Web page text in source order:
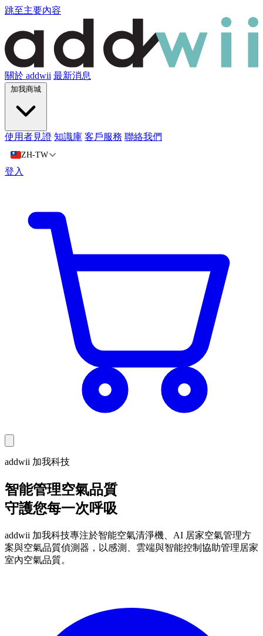
跳至主要內容
關於 addwii 最新消息
加我商城
使用者見證 知識庫 客戶服務 聯絡我們
ZH-TW
登入
addwii 加我科技
智能管理空氣品質
守護您每一次呼吸
addwii 加我科技專注於智能空氣清淨機、AI 居家空氣管理方
案與空氣品質偵測器，以感測、雲端與智能控制協助管理居家
室內空氣品質。